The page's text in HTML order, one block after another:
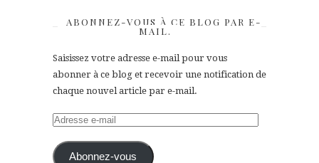
ABONNEZ-VOUS À CE BLOG PAR E-
MAIL.
Saisissez votre adresse e-mail pour vous
abonner à ce blog et recevoir une notification de
chaque nouvel article par e-mail.
Adresse
mail Abonnez-vous